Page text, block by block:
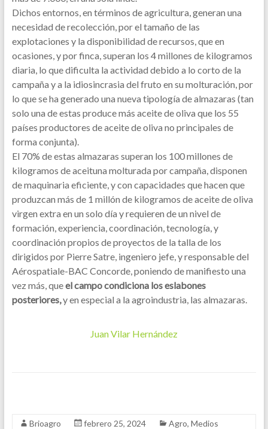
Dichos entornos, en términos de agricultura, generan una
necesidad de recolección, por el tamaño de las
explotaciones y la disponibilidad de recursos, que en
ocasiones, y por finca, superan los 4 millones de kilogramos
diaria, lo que dificulta la actividad debido a lo corto de la
campaña y a la idiosincrasia del fruto en su molturación, por
lo que se ha generado una nueva tipología de almazaras (tan
solo una de estas produce más aceite de oliva que los 55
países productores de aceite de oliva no principales de
forma conjunta).
El 70% de estas almazaras superan los 100 millones de
kilogramos de aceituna molturada por campaña, disponen
de maquinaria eficiente, y con capacidades que hacen que
produzcan más de 1 millón de kilogramos de aceite de oliva
virgen extra en un solo día y requieren de un nivel de
formación, experiencia, coordinación, tecnología, y
coordinación propios de proyectos de la talla de los
dirigidos por Pierre Satre, ingeniero jefe, y responsable del
Aérospatiale-BAC Concorde, poniendo de manifiesto una
vez más, queel campo condiciona los eslabones
posteriores,y en especial a la agroindustria, las almazaras.
Juan Vilar Hernández
Brioagro febrero 25, 2024 Agro, Medios